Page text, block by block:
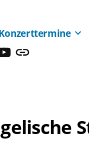
Mastodon